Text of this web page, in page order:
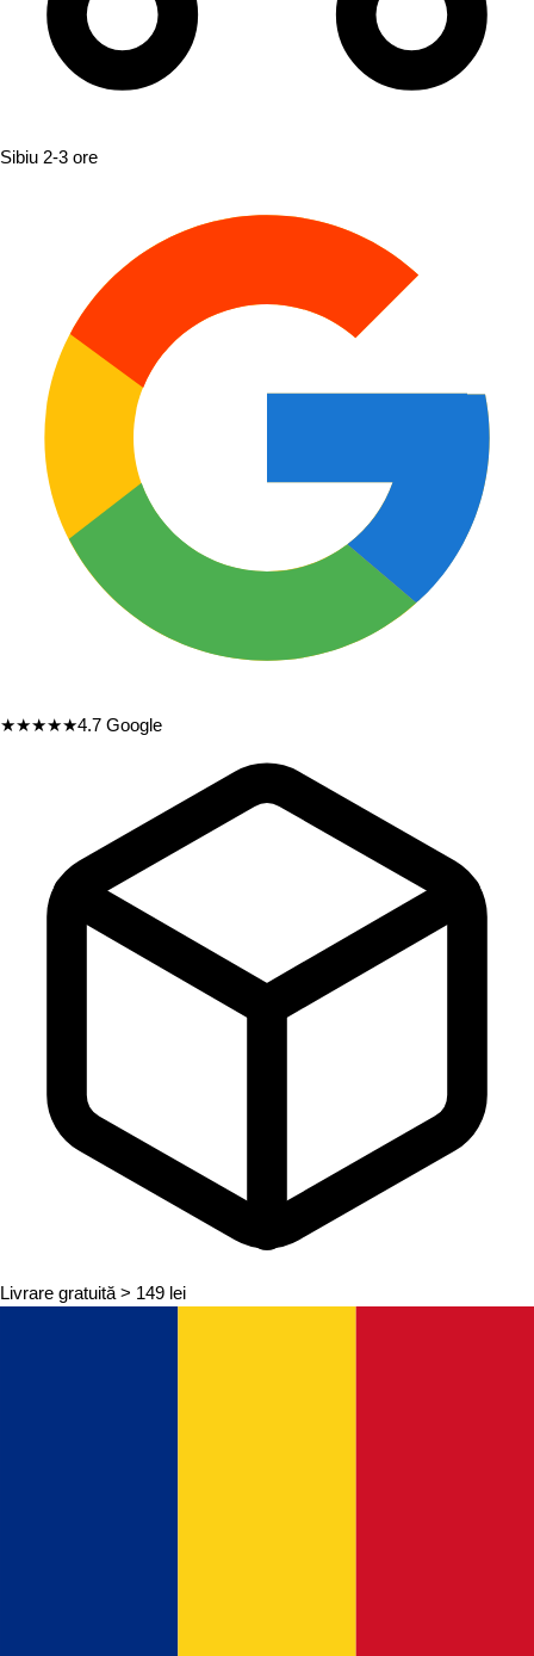
Sibiu 2-3 ore
★★★★★4.7 Google
Livrare gratuită > 149 lei